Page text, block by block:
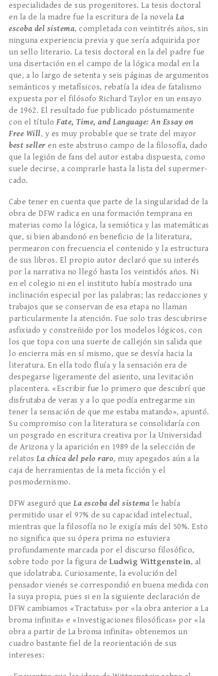
especialidades de sus progenitores. La tesis doc­toral
en la de la madre fue la escritura de la novela La
escoba del sistema, completada con veintitrés años, sin
ninguna experiencia previa y que sería ad­quirida por
un sello literario. La tesis doctoral en la del padre fue
una disertación en el campo de la ló­gica modal en la
que, a lo largo de setenta y seis pá­ginas de argumentos
semánticos y metafísicos, re­batía la idea de fatalismo
expuesta por el filósofo Richard Taylor en un ensayo
de 1962. El resultado fue publicado póstumamente
con el título Fate, Time, and Language: An Essay on
Free Will, y es muy probable que se trate del mayor
best seller en este abstruso campo de la filosofía, dado
que la le­gión de fans del autor estaba dispuesta, como
sue­le decirse, a comprarle hasta la lista del supermer­
cado.
Cabe tener en cuenta que parte de la singulari­dad de la
obra de DFW radica en una formación temprana en
materias como la lógica, la semiótica y las matemáticas
que, si bien abandonó en benefi­cio de la literatura,
permearon con frecuencia el contenido y la estructura
de sus libros. El propio autor declaró que su interés
por la narrativa no lle­gó hasta los veintidós años. Ni
en el colegio ni en el instituto había mostrado una
inclinación especial por las palabras; las redacciones y
trabajos que se conservan de esa etapa no llaman
particularmente la atención. Fue solo tras descubrirse
asfixiado y constreñido por los modelos lógicos, con
los que topa con una suerte de callejón sin salida que
lo encierra más en sí mismo, que se desvía hacia la
literatura. En ella todo fluía y la sensación era de
despegarse ligeramente del asiento, una levitación
placentera. «Escribir fue lo primero que descubrí que
disfrutaba de veras y a lo que podía entregarme sin
tener la sensación de que me estaba matando», apuntó.
Su compromiso con la literatura se conso­lidaría con
un posgrado en escritura creativa por la Universidad
de Arizona y la aparición en 1989 de la selección de
relatos La chica del pelo raro, muy apegados aún a la
caja de herramientas de la meta­ ficción y el
posmodernismo.
DFW aseguró que La escoba del sistema le ha­bía
permitido usar el 97% de su capacidad intelectual,
mientras que la filosofía no le exigía más del 50%. Esto
no significa que su ópe­ra prima no estuviera
profundamente marcada por el discurso filosófico,
sobre todo por la figura de Ludwig Wittgenstein, al
que idolatraba. Curiosa­mente, la evolución del
pensador vienés se corres­pondió en buena medida con
la suya propia, pues si en la siguiente declaración de
DFW cambiamos «Tractatus» por «la obra anterior a La
broma infinita» e «Investigaciones filosóficas» por «la
obra a partir de La broma infinita» obtenemos un
cuadro bastante fiel de la reorientación de sus
intereses: